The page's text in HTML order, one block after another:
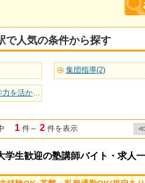
で人気の条件から探す
集団指導(2)
英語など語学力を活かせる(1)
中 1 件～ 2 件を表示 ≪
学生歓迎の塾講師バイト・求人